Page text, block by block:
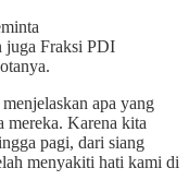
juga Fraksi PDI
apa yang
mereka. Karena kita
pagi, dari siang
menyakiti hati kami di